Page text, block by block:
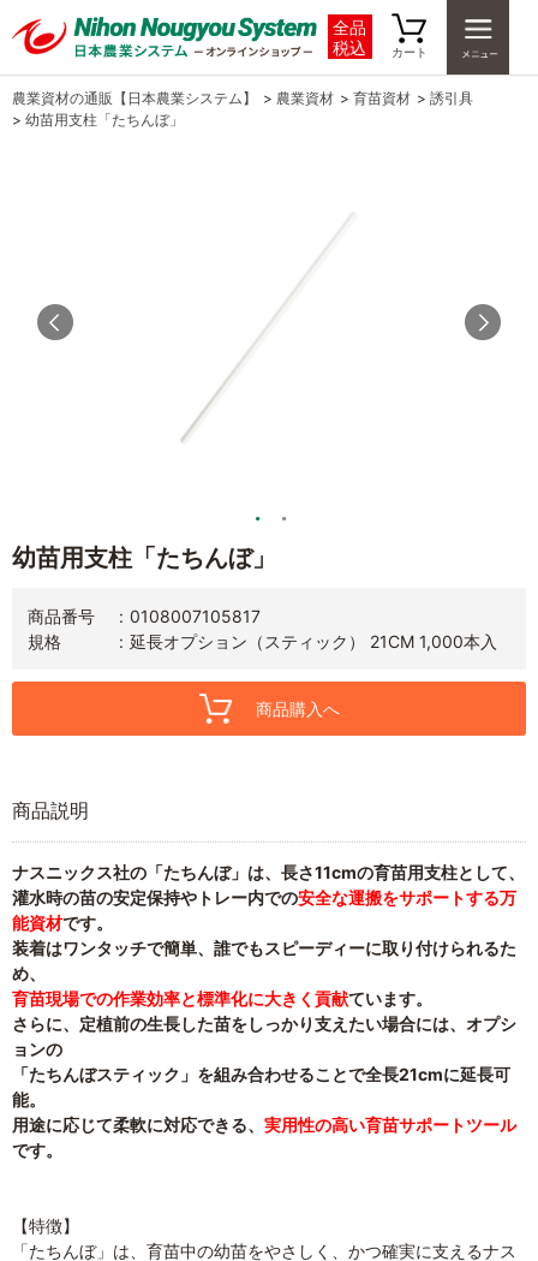
全品
税込
カート
農業資材の通販【日本農業システム】 > 農業資材 > 育苗資材 > 誘引具
> 幼苗用支柱「たちんぼ」
幼苗用支柱「たちんぼ」
商品番号
0108007105817
規格
延長オプション（スティック） 21CM 1,000本入
商品購入へ
商品説明
ナスニックス社の「たちんぼ」は、長さ11cmの育苗用支柱として、
灌水時の苗の安定保持やトレー内での安全な運搬をサポートする万
能資材です。
装着はワンタッチで簡単、誰でもスピーディーに取り付けられるた
め、
育苗現場での作業効率と標準化に大きく貢献ています。
さらに、定植前の生長した苗をしっかり支えたい場合には、オプシ
ョンの
「たちんぼスティック」を組み合わせることで全長21cmに延長可
能。
用途に応じて柔軟に対応できる、 実用性の高い育苗サポートツール
です。
【特徴】
「たちんぼ」は、育苗中の幼苗をやさしく、かつ確実に支えるナス